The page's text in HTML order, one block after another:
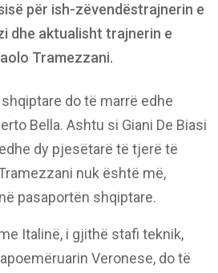
për ish-zëvendëstrajnerin e
dhe aktualisht trajnerin e
Tramezzani.
do të marrë edhe
Bella. Ashtu si Giani De Biasi
dy pjesëtarë të tjerë të
nuk është më,
pasaportën shqiptare.
Italinë, i gjithë stafi teknik,
Veronese, do të